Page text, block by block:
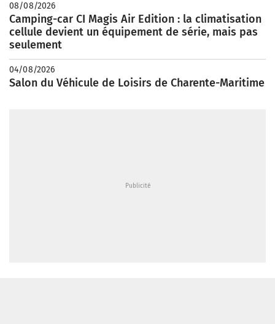
08/08/2026
Camping-car CI Magis Air Edition : la climatisation
cellule devient un équipement de série, mais pas
seulement
04/08/2026
Salon du Véhicule de Loisirs de Charente-Maritime